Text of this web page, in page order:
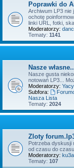
Poprawki do
Archiwum LP3 nie
ochotę
linki URL, fotki,
Moderatorzy:
Tematy: 1141
Nasze
Nasze gusta
notowań LP3...
Moderatorzy: Yacy
Subfora:
Nasza Lista
Tematy: 2024
Zloty
Potrzeba dyskusji
od czasu do
Moderatorzy: ku3a
Tematy: 107